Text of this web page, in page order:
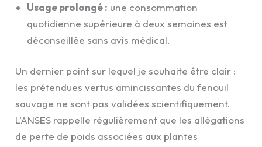
Usage prolongé : une consommation
quotidienne supérieure à deux semaines est
déconseillée sans avis médical.
Un dernier point sur lequel je souhaite être clair :
les prétendues vertus amincissantes du fenouil
sauvage ne sont pas validées scientifiquement.
L’ANSES rappelle régulièrement que les allégations
de perte de poids associées aux plantes